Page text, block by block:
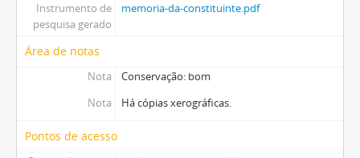
Instrumento de
pesquisa gerado
memoria-da-constituinte.pdf
Área de notas
Nota
Conservação: bom
Nota
Há cópias xerográficas.
Pontos de acesso